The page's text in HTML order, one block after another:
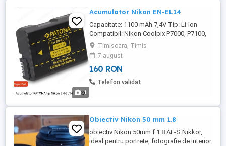
1
Acumulator Nikon EN-EL14
Capacitate: 1100 mAh 7,4V Tip: Li-Ion
Compatibil: Nikon Coolpix P7000, P7100,
P7700, P7800 Nikon SLR D3100, D3200,
D5100, D5200, D5300, D3400, D5500,
D5600 Celule de cea mai buna calitate
100% compatibil cu originalul Contine
toate sistemele electronice de siguranta
Timisoara, Timis
7 august
160 RON
Telefon validat
Obiectiv Nikon 50 mm 1.8
obiectiv Nikon 50mm f 1.8 AF-S Nikkor,
ideal pentru portrete, fotografie de interior